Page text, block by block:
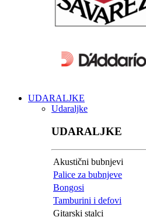
UDARALJKE
Udaraljke
UDARALJKE
Akustični bubnjevi
Palice za bubnjeve
Bongosi
Tamburini i defovi
Gitarski stalci